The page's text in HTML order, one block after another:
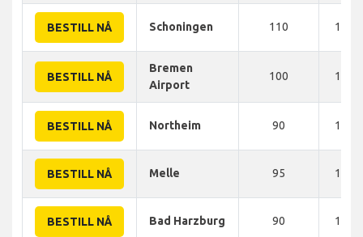
BESTILL NÅ Schoningen 110 118
BESTILL NÅ
Bremen
Airport
100 120
BESTILL NÅ Northeim 90 120
BESTILL NÅ Melle 95 120
BESTILL NÅ Bad Harzburg 90 120